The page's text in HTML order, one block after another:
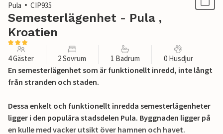
Pula
CIP935
Semesterlägenhet - Pula ,
Kroatien
4 Gäster 2 Sovrum 1 Badrum 0 Husdjur
En semesterlägenhet som är funktionellt inredd, inte långt
från stranden och staden.
Dessa enkelt och funktionellt inredda semesterlägenheter
ligger i den populära stadsdelen Pula. Byggnaden ligger på
en kulle med vacker utsikt över hamnen och havet.